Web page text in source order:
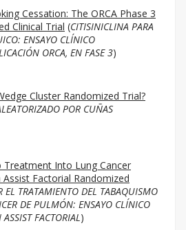
Cessation: The ORCA Phase 3
Clinical Trial (CITISINICLINA PARA
ENSAYO CLÍNICO
ORCA, EN FASE 3)
Cluster Randomized Trial?
POR CUÑAS
Into Lung Cancer
Assist Factorial Randomized
EL TRATAMIENTO DEL TABAQUISMO
DE PULMÓN: ENSAYO CLÍNICO
FACTORIAL)